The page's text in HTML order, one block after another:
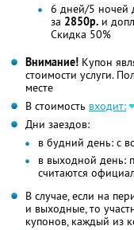
6 дней/5 ночей
за 2850р. и
Скидка 50%
Внимание! Купон
стоимости услуги.
месте
В стоимость входит:
Дни заездов:
в будний день: с
в выходной день:
считаются
В случае, если на
и выходные, то
купонов, каждый из